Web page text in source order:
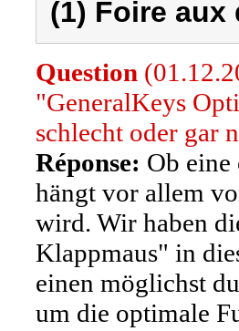
(1) Foire
Question
"GeneralKeys
schlecht oder gar
Réponse: Ob
hängt vor allem
wird. Wir haben
Klappmaus" in
einen möglichst
um die optimale